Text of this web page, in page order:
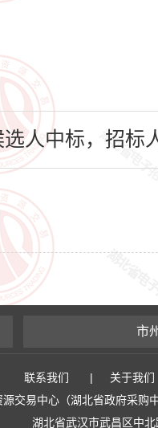
人中标，招标
市
联系我们 | 关于我们
交易中心（湖北省政府采
湖北省武汉市武昌区中北